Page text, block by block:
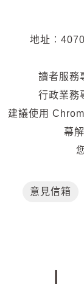
地址
讀者服務
行政業務
建議使用
幕
意見信箱